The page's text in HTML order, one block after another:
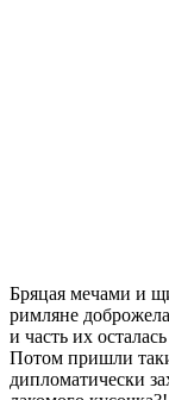
Бряцая мечами и
римляне
и часть их
Потом пришли
дипломатически